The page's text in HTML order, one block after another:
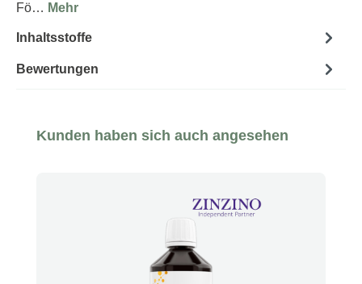
Fö… Mehr
Inhaltsstoffe
Bewertungen
Produktgalerie überspringen
Kunden haben sich auch angesehen